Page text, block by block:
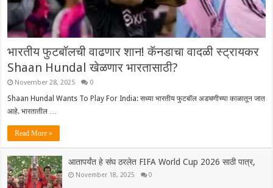
भारतीय फुटबॉलची वाढणार शान! कॅनडाचा वादळी स्ट्रायकर
Shaan Hundal खेळणार भारतासाठी?
November 28, 2025 0
Shaan Hundal Wants To Play For India: सध्या भारतीय फुटबॉल अडचणीच्या काळातून जात
आहे. भारतातील …
Read More »
आतापर्यंत हे संघ ठरलेत FIFA World Cup 2026 साठी पात्र,
November 18, 2025 0